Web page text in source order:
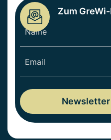
Zum